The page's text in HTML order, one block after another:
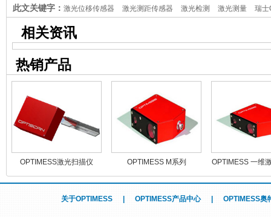
此文关键字： 激光位移传感器 激光测距传感器 激光检测 激光测量 瑞士
相关资讯
热销产品
OPTIMESS激光扫描仪 OPTIMESS M系列
OPTIMESS 一维
关于OPTIMESS OPTIMESS产品中心 OPTIMESS奥